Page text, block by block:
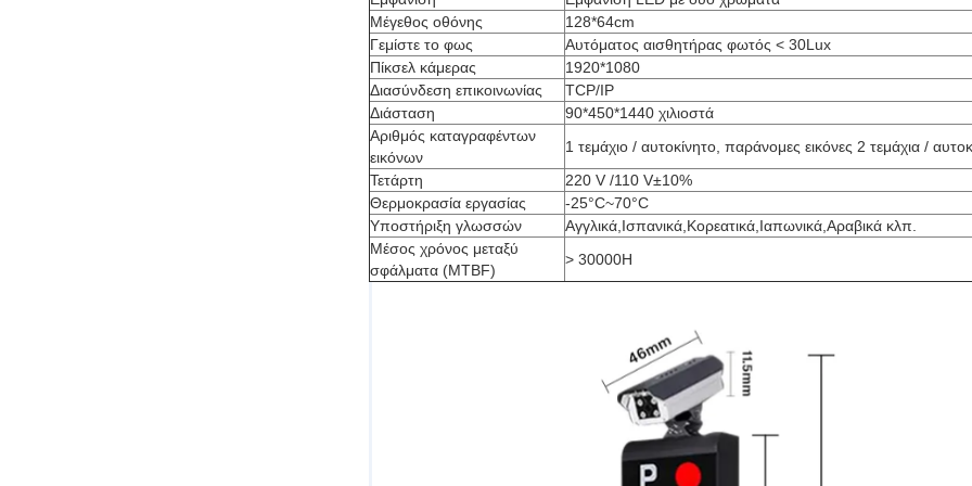
Μέγεθος οθόνης
128*64cm
Γεμίστε το φως
Αυτόματος αισθητήρας φωτός < 30Lux
Πίκσελ κάμερας
1920*1080
Διασύνδεση επικοινωνίας
TCP/IP
Διάσταση
90*450*1440 χιλιοστά
Αριθμός καταγραφέντων
εικόνων
1 τεμάχιο / αυτοκίνητο, παράνομες εικόνες 2 τεμάχια /
Τετάρτη
220 V /110 V±10%
Θερμοκρασία εργασίας
-25°C~70°C
Υποστήριξη γλωσσών
Αγγλικά,Ισπανικά,Κορεατικά,Ιαπωνικά,Αραβικά κλπ.
Μέσος χρόνος μεταξύ
σφάλματα (MTBF)
> 30000H